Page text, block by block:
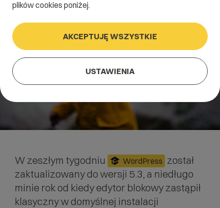
W zeszłym tygodniu WordPress został
zaktualizowany do wersji 5.3, a niedługo
minie rok od kiedy edytor blokowy zastąpił
klasyczny w domyślnej instalacji
plików cookies poniżej.
AKCEPTUJĘ WSZYSTKIE
USTAWIENIA